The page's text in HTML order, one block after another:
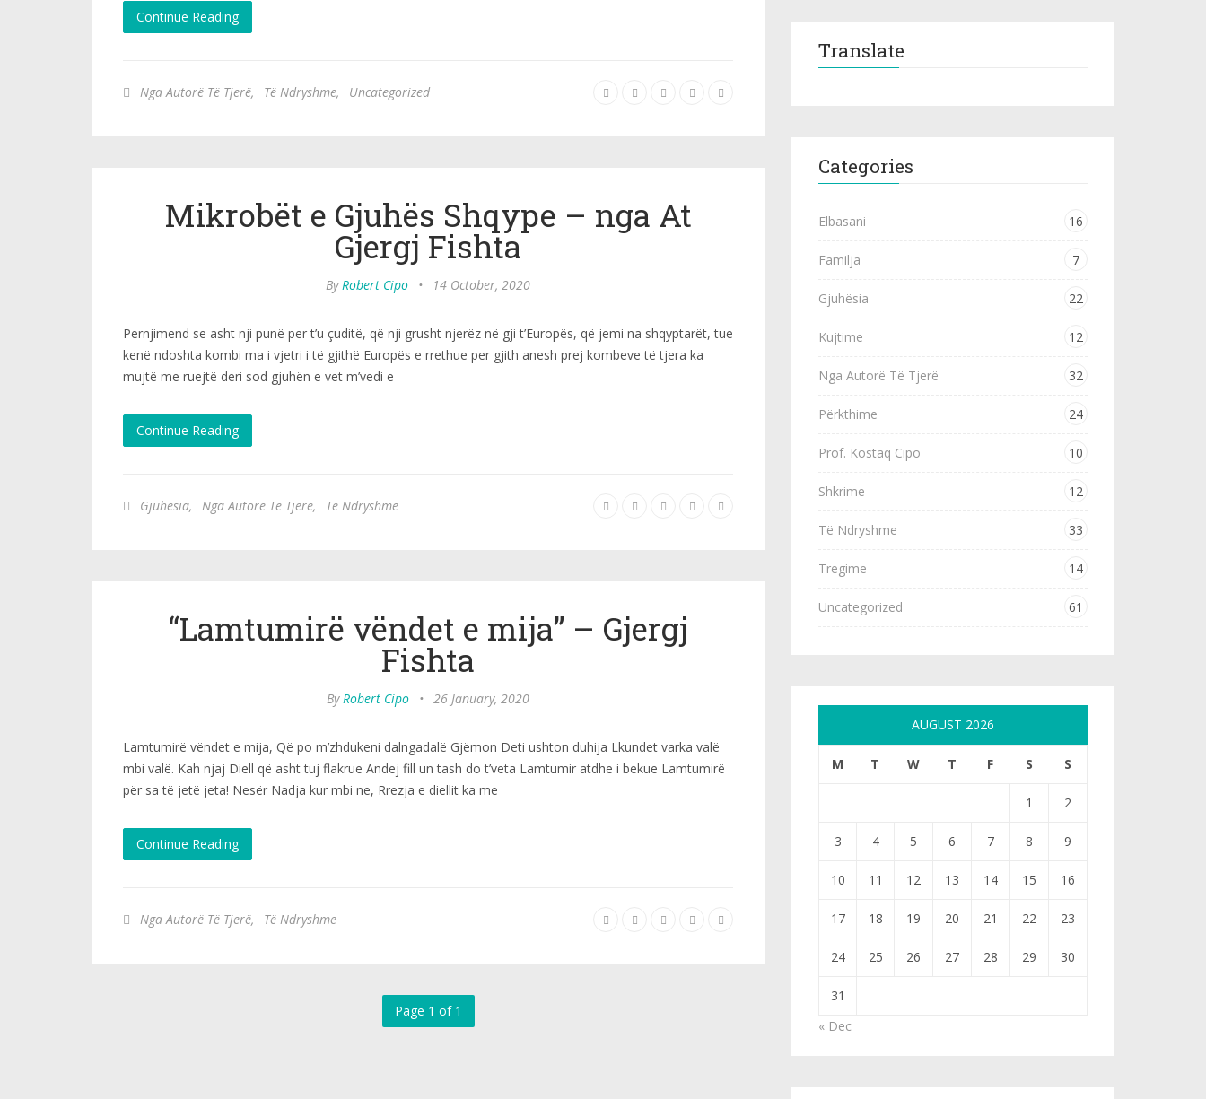
Continue Reading
Nga Autorë Të Tjerë, Të Ndryshme, Uncategorized
Mikrobët e Gjuhës Shqype – nga At
Gjergj Fishta
ByRobert Cipo • 14 October, 2020
Pernjimend se asht nji punë per t’u çuditë, që nji grusht njerëz në gji t’Europës, që jemi na shqyptarët, tue
kenë ndoshta kombi ma i vjetri i të gjithë Europës e rrethue per gjith anesh prej kombeve të tjera ka
mujtë me ruejtë deri sod gjuhën e vet m’vedi e
Continue Reading
Gjuhësia, Nga Autorë Të Tjerë, Të Ndryshme
“Lamtumirë vëndet e mija” – Gjergj
Fishta
ByRobert Cipo • 26 January, 2020
Lamtumirë vëndet e mija, Që po m’zhdukeni dalngadalë Gjëmon Deti ushton duhija Lkundet varka valë
mbi valë. Kah njaj Diell që asht tuj flakrue Andej fill un tash do t’veta Lamtumir atdhe i bekue Lamtumirë
për sa të jetë jeta! Nesër Nadja kur mbi ne, Rrezja e diellit ka me
Continue Reading
Nga Autorë Të Tjerë, Të Ndryshme
Page 1 of 1
Translate
Categories
Elbasani 16
Familja 7
Gjuhësia 22
Kujtime 12
Nga Autorë Të Tjerë 32
Përkthime 24
Prof. Kostaq Cipo 10
Shkrime 12
Të Ndryshme 33
Tregime 14
Uncategorized 61
AUGUST 2026
M T W T F S S
1 2
3 4 5 6 7 8 9
10 11 12 13 14 15 16
17 18 19 20 21 22 23
24 25 26 27 28 29 30
31
« Dec